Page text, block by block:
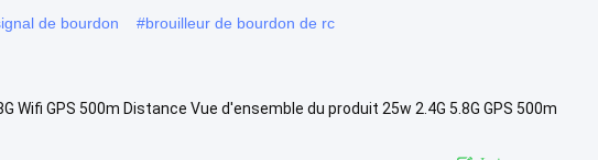
de bourdon #brouilleur de bourdon de rc
Wifi GPS 500m Distance Vue d'ensemble du produit 25w 2.4G 5.8G GPS 500m